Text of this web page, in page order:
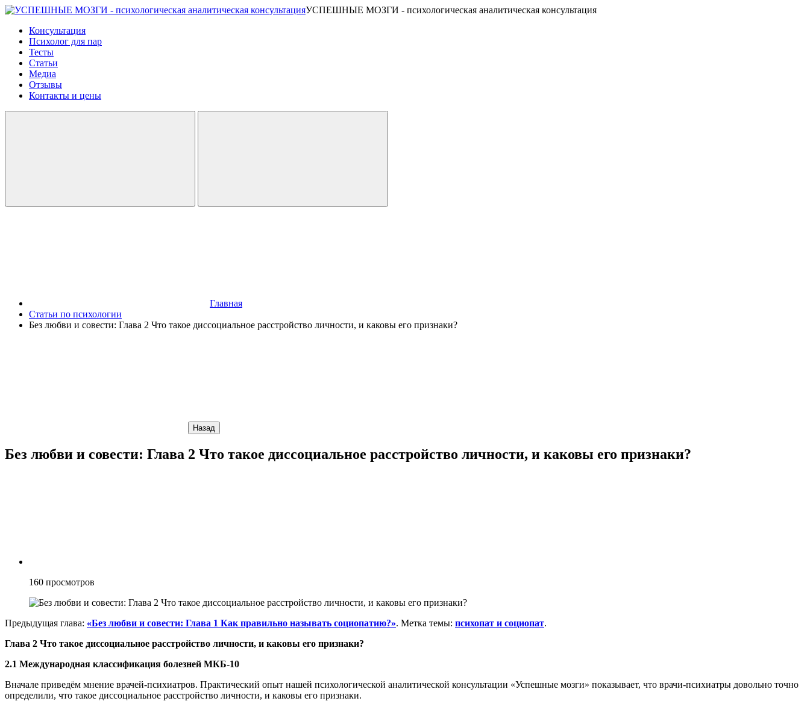
УСПЕШНЫЕ МОЗГИ - психологическая аналитическая консультация
Консультация
Психолог для пар
Тесты
Статьи
Медиа
Отзывы
Контакты и цены
Главная
Статьи по психологии
Без любви и совести: Глава 2 Что такое диссоциальное расстройство личности, и каковы его признаки?
Назад
Без любви и совести: Глава 2 Что такое диссоциальное расстройство личности, и каковы его признаки?
160 просмотров
Предыдущая глава: «Без любви и совести: Глава 1 Как правильно называть социопатию?». Метка темы: психопат и социопат.
Глава 2 Что такое диссоциальное расстройство личности, и каковы его признаки?
2.1 Международная классификация болезней МКБ-10
Вначале приведём мнение врачей-психиатров. Практический опыт нашей психологической аналитической консультации «Успешные мозги» показывает, что врачи-психиатры довольно точно
определили, что такое диссоциальное расстройство личности, и каковы его признаки.